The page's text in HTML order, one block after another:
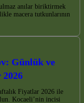
anılar biriktirmek
macera tutkunlarının
Günlük ve
Fiyatlar 2026 ile
Kocaeli’nin incisi